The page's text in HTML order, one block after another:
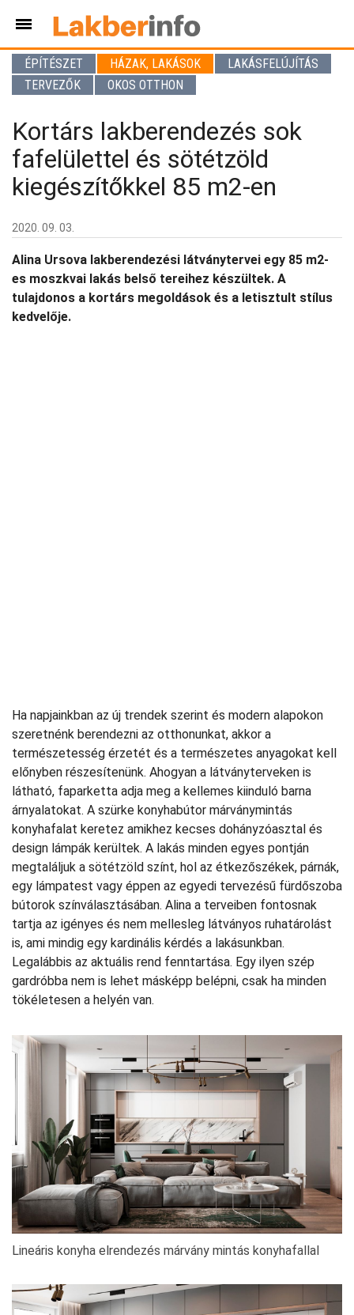
ÉPÍTÉSZET HÁZAK, LAKÁSOK
LAKÁSFELÚJÍTÁS
TERVEZŐK
OKOS OTTHON
Kortárs lakberendezés sok
fafelülettel és sötétzöld
kiegészítőkkel 85 m2-en
2020. 09. 03.
Alina Ursova lakberendezési látványtervei egy 85 m2-
es moszkvai lakás belső tereihez készültek. A
tulajdonos a kortárs megoldások és a letisztult stílus
kedvelője.
Ha napjainkban az új trendek szerint és modern alapokon
szeretnénk berendezni az otthonunkat, akkor a
természetesség érzetét és a természetes anyagokat kell
előnyben részesítenünk. Ahogyan a látványterveken is
látható, faparketta adja meg a kellemes kiinduló barna
árnyalatokat. A szürke konyhabútor márványmintás
konyhafalat keretez amikhez kecses dohányzóasztal és
design lámpák kerültek. A lakás minden egyes pontján
megtaláljuk a sötétzöld színt, hol az étkezőszékek, párnák,
egy lámpatest vagy éppen az egyedi tervezésű fürdőszoba
bútorok színválasztásában. Alina a terveiben fontosnak
tartja az igényes és nem mellesleg látványos ruhatárolást
is, ami mindig egy kardinális kérdés a lakásunkban.
Legalábbis az aktuális rend fenntartása. Egy ilyen szép
gardróbba nem is lehet másképp belépni, csak ha minden
tökéletesen a helyén van.
Lineáris konyha elrendezés márvány mintás konyhafallal